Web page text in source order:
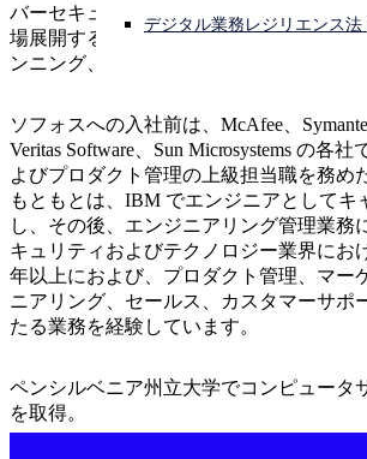
デジタル業務レジリエンス法
お問い合わせ
バーセキュリティ製品およびサービスの
場展開するにあたってのメッセージング
ンニング、マーケティング活動を指揮し
ソフォスへの入社前は、McAfee、
Veritas Software、Sun Microsystems の各
よびプロダクト管理の上級担当職を務め
もともとは、IBM でエンジニアとしてキ
し、その後、エンジニアリング管理業務
キュリティおよびテクノロジー業界にお
年以上におよび、プロダクト管理、マー
ニアリング、セールス、カスタマーサポ
たる業務を経験しています。
ペンシルベニア州立大学でコンピュータ
を取得。